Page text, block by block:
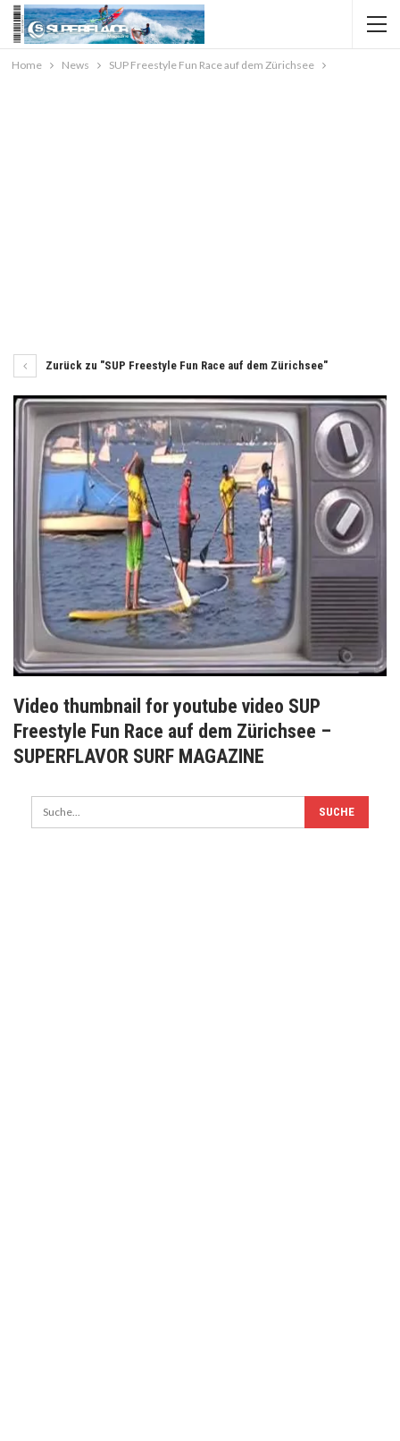
Home News SUP Freestyle Fun Race auf dem Zürichsee
Zurück zu "SUP Freestyle Fun Race auf dem Zürichsee"
Video thumbnail for youtube video SUP
Freestyle Fun Race auf dem Zürichsee –
SUPERFLAVOR SURF MAGAZINE